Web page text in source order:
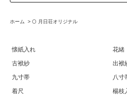
ホーム > 🌕 月日荘オリジナル
懐紙入れ
花緒
古袱紗
出袱
九寸帯
八寸
着尺
楊枝